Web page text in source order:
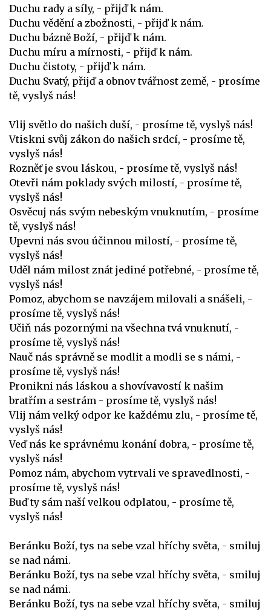
Duchu rady a síly, - přijď k nám.
Duchu vědění a zbožnosti, - přijď k nám.
Duchu bázně Boží, - přijď k nám.
Duchu míru a mírnosti, - přijď k nám.
Duchu čistoty, - přijď k nám.
Duchu Svatý, přijď a obnov tvářnost země, - prosíme
tě, vyslyš nás!
Vlij světlo do našich duší, - prosíme tě, vyslyš nás!
Vtiskni svůj zákon do našich srdcí, - prosíme tě,
vyslyš nás!
Rozněť je svou láskou, - prosíme tě, vyslyš nás!
Otevři nám poklady svých milostí, - prosíme tě,
vyslyš nás!
Osvěcuj nás svým nebeským vnuknutím, - prosíme
tě, vyslyš nás!
Upevni nás svou účinnou milostí, - prosíme tě,
vyslyš nás!
Uděl nám milost znát jediné potřebné, - prosíme tě,
vyslyš nás!
Pomoz, abychom se navzájem milovali a snášeli, -
prosíme tě, vyslyš nás!
Učiň nás pozornými na všechna tvá vnuknutí, -
prosíme tě, vyslyš nás!
Nauč nás správně se modlit a modli se s námi, -
prosíme tě, vyslyš nás!
Pronikni nás láskou a shovívavostí k našim
bratřím a sestrám - prosíme tě, vyslyš nás!
Vlij nám velký odpor ke každému zlu, - prosíme tě,
vyslyš nás!
Veď nás ke správnému konání dobra, - prosíme tě,
vyslyš nás!
Pomoz nám, abychom vytrvali ve spravedlnosti, -
prosíme tě, vyslyš nás!
Buď ty sám naší velkou odplatou, - prosíme tě,
vyslyš nás!
Beránku Boží, tys na sebe vzal hříchy světa, - smiluj
se nad námi.
Beránku Boží, tys na sebe vzal hříchy světa, - smiluj
se nad námi.
Beránku Boží, tys na sebe vzal hříchy světa, - smiluj